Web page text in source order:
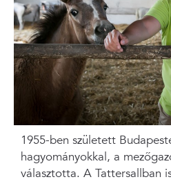
1955-ben született
hagyományokkal, a
választotta. A Tattersallban